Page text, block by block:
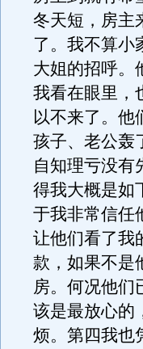
冬天短，房主
了。我不算小
大姐的招呼。
我看在眼里，
以不来了。他
孩子、老公轰
自知理亏没有
得我大概是如
于我非常信任
让他们看了我
款，如果不是
房。何况他们
该是最放心的
烦。第四我